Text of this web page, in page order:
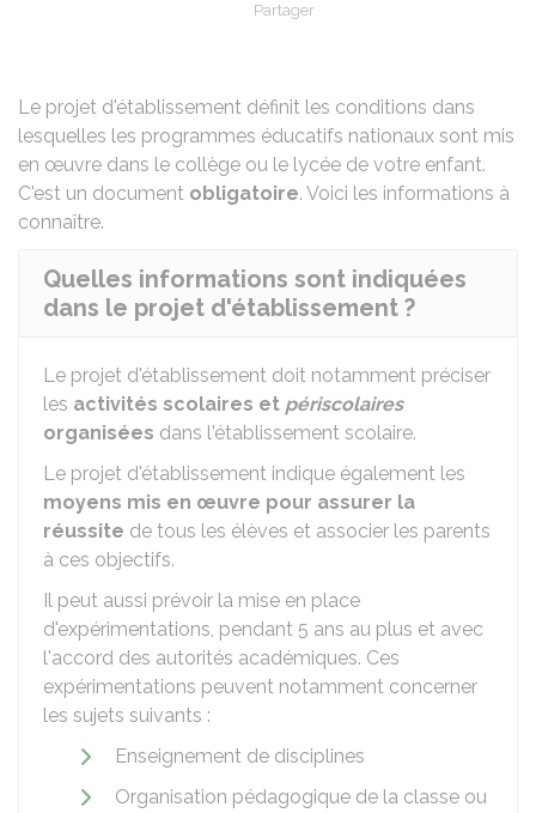
Partager
Le projet d'établissement définit les conditions dans
lesquelles les programmes éducatifs nationaux sont mis
en œuvre dans le collège ou le lycée de votre enfant.
C'est un document obligatoire. Voici les informations à
connaître.
Quelles informations sont indiquées
dans le projet d'établissement ?
Le projet d'établissement doit notamment préciser
les activités scolaires et périscolaires
organisées dans l'établissement scolaire.
Le projet d'établissement indique également les
moyens mis en œuvre pour assurer la
réussite de tous les élèves et associer les parents
à ces objectifs.
Il peut aussi prévoir la mise en place
d'expérimentations, pendant 5 ans au plus et avec
l'accord des autorités académiques. Ces
expérimentations peuvent notamment concerner
les sujets suivants :
Enseignement de disciplines
Organisation pédagogique de la classe ou